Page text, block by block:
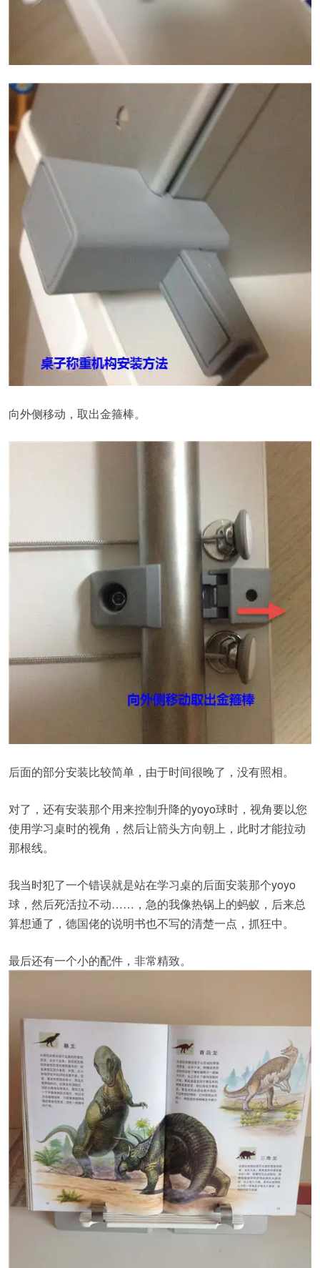
向外侧移动，取出金箍棒。
后面的部分安装比较简单，由于时间很晚了，没有照相。
对了，还有安装那个用来控制升降的yoyo球时，视角要以您
使用学习桌时的视角，然后让箭头方向朝上，此时才能拉动
那根线。
我当时犯了一个错误就是站在学习桌的后面安装那个yoyo
球，然后死活拉不动……，急的我像热锅上的蚂蚁，后来总
算想通了，德国佬的说明书也不写的清楚一点，抓狂中。
最后还有一个小的配件，非常精致。